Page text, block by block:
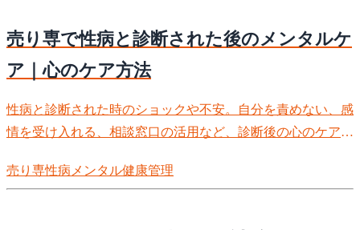
売り専で性病と診断された後のメンタルケ
ア｜心のケア方法
性病と診断された時のショックや不安。自分を責めない、感
情を受け入れる、相談窓口の活用など、診断後の心のケア方
売り専性病 メンタル健康管理